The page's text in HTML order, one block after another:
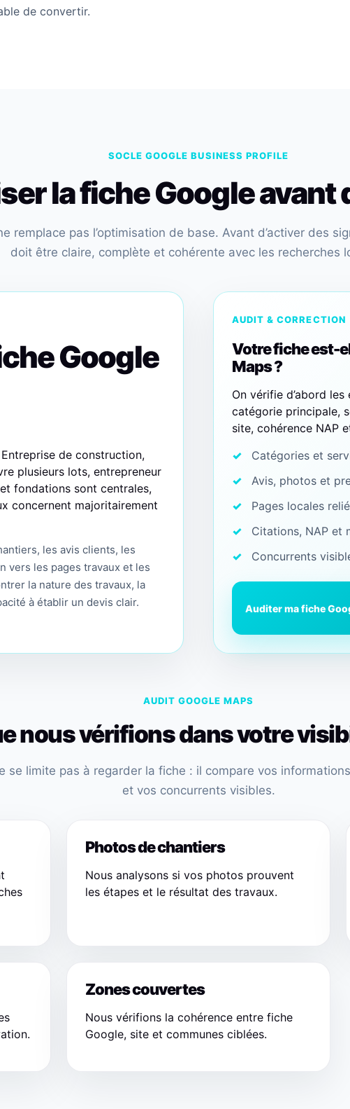
de convertir.
SOCLE GOOGLE BUSINESS PROFILE
la fiche Google avant
remplace pas l’optimisation de base. Avant d’activer des
doit être claire, complète et cohérente avec les recherches
Google
Entreprise de construction,
plusieurs lots, entrepreneur
fondations sont centrales,
concernent majoritairement
les avis clients, les
vers les pages travaux et les
la nature des travaux, la
à établir un devis clair.
AUDIT & CORRECTION
Votre fiche est-
Maps ?
On vérifie d’abord
catégorie principale,
site, cohérence NAP
Catégories et
Avis, photos et
Pages locales
Citations, NAP et
Concurrents
Auditer ma fiche
AUDIT GOOGLE MAPS
nous vérifions dans votre
se limite pas à regarder la fiche : il compare vos
et vos concurrents visibles.
Photos de chantiers
Nous analysons si vos photos prouvent
les étapes et le résultat des travaux.
Zones couvertes
Nous vérifions la cohérence entre fiche
Google, site et communes ciblées.